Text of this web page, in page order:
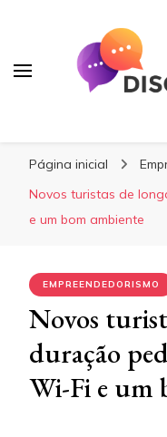
Página inicial
Novos turistas de
e um bom ambiente
EMPREENDEDORISMO
Novos
duração
Wi-Fi e um